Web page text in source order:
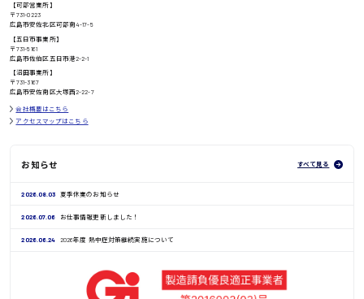
鳥取県
【可部営業所】
〒731-0223
広島市安佐北区可部南4-17-5
【五日市事業所】
〒731-5161
広島市佐伯区五日市港2-2-1
【沼田事業所】
〒731-3167
広島市安佐南区大塚西2-22-7
会社概要はこちら
アクセスマップはこちら
お知らせ すべて見る
2026.08.03 夏季休業のお知らせ
2026.07.06 お仕事情報更新しました！
2026.06.24 2026年度 熱中症対策継続実施について